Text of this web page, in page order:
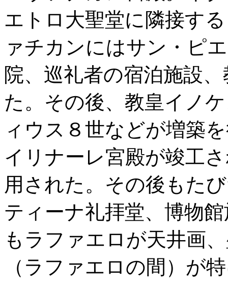
エトロ大聖堂に隣接す
ァチカンにはサン・ピ
院、巡礼者の宿泊施設
た。その後、教皇イノ
ィウス８世などが増築
イリナーレ宮殿が竣工
用された。その後もた
ティーナ礼拝堂、博物
もラファエロが天井画
（ラファエロの間）が